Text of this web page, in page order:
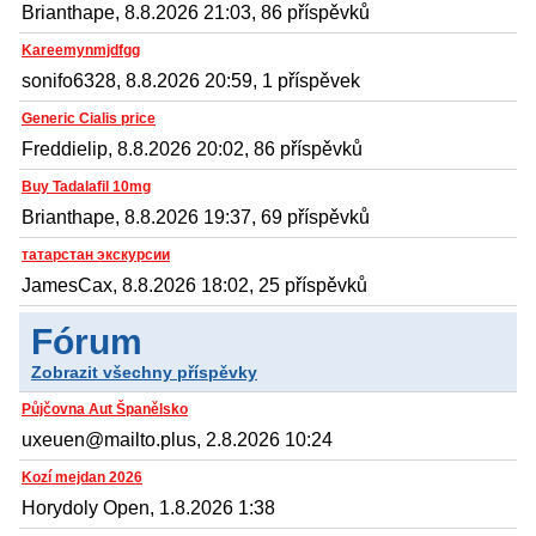
Brianthape, 8.8.2026 21:03, 86 příspěvků
Kareemynmjdfgg
sonifo6328, 8.8.2026 20:59, 1 příspěvek
Generic Cialis price
Freddielip, 8.8.2026 20:02, 86 příspěvků
Buy Tadalafil 10mg
Brianthape, 8.8.2026 19:37, 69 příspěvků
татарстан экскурсии
JamesCax, 8.8.2026 18:02, 25 příspěvků
Fórum
Zobrazit všechny příspěvky
Půjčovna Aut Španělsko
uxeuen@mailto.plus, 2.8.2026 10:24
Kozí mejdan 2026
Horydoly Open, 1.8.2026 1:38